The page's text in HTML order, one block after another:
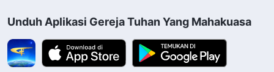
Unduh Aplikasi Gereja Tuhan Yang Mahakuasa